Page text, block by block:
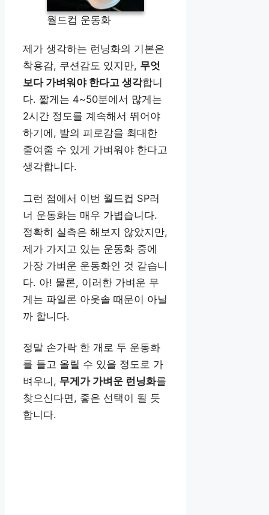
월드컵 운동화
제가 생각하는 런닝화의 기본은
착용감, 쿠션감도 있지만, 무엇
보다 가벼워야 한다고 생각합니
다. 짧게는 4~50분에서 많게는
2시간 정도를 계속해서 뛰어야
하기에, 발의 피로감을 최대한
줄여줄 수 있게 가벼워야 한다고
생각합니다.
그런 점에서 이번 월드컵 SP러
너 운동화는 매우 가볍습니다.
정확히 실측은 해보지 않았지만,
제가 가지고 있는 운동화 중에
가장 가벼운 운동화인 것 같습니
다. 아! 물론, 이러한 가벼운 무
게는 파일론 아웃솔 때문이 아닐
까 합니다.
정말 손가락 한 개로 두 운동화
를 들고 올릴 수 있을 정도로 가
벼우니, 무게가 가벼운 런닝화를
찾으신다면, 좋은 선택이 될 듯
합니다.